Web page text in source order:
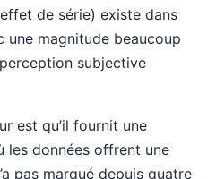
de série) existe dans
magnitude beaucoup
subjective
est qu’il fournit une
les données offrent une
pas marqué depuis quatre